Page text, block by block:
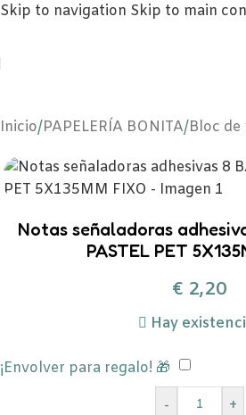
Skip to navigation Skip to main
Inicio/PAPELERÍA BONITA/Bloc
Notas señaladoras
PASTEL PET
€ 2,20
Hay
¡Envolver para regalo! 🎁
-
+